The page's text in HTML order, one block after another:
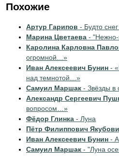
Похожие
Артур Гарипов - Будто
Марина Цветаева - "Нежно-
Каролина Карловна
огромной…»
Иван Алексеевич Бунин -
над темнотой…»
Самуил Маршак - Звёзды в
Александр Сергеевич
вопросом…»
Фёдор Глинка - Луна
Пётр Филиппович
Иван Алексеевич Бунин -
Самуил Маршак - "Луна